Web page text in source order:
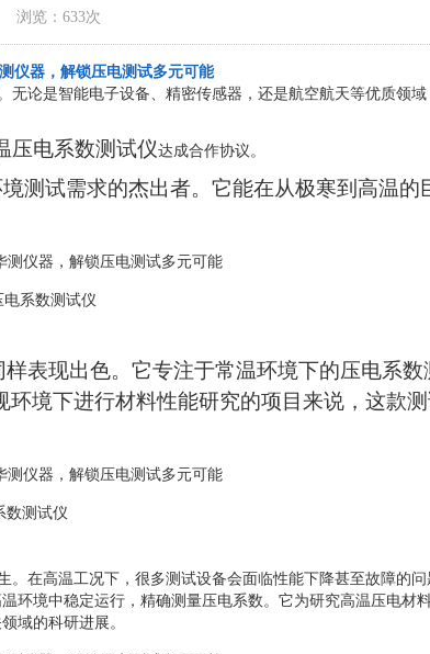
浏览：633次
仪器，解锁压电测试多元可能
论是智能电子设备、精密传感器，还是航空航天等优质领
压电系数测试仪达成合作协议。
测试需求的杰出者。它能在从极寒到高温的
电系数测试仪
表现出色。它专注于常温环境下的压电系数
境下进行材料性能研究的项目来说，这款
数测试仪
在高温工况下，很多测试设备会面临性能下降甚至故障的问
环境中稳定运行，精确测量压电系数。它为研究高温压电材
域的科研进展。